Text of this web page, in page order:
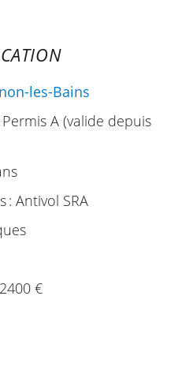
les-Bains
A (valide depuis
: Antivol SRA
€